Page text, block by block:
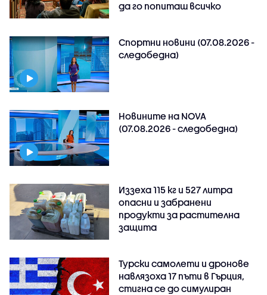
да го попиташ всичко
Спортни новини (07.08.2026 -
следобедна)
Новините на NOVA
(07.08.2026 - следобедна)
Иззеха 115 кг и 527 литра
опасни и забранени
продукти за растителна
защита
Турски самолети и дронове
навлязоха 17 пъти в Гърция,
стигна се до симулиран